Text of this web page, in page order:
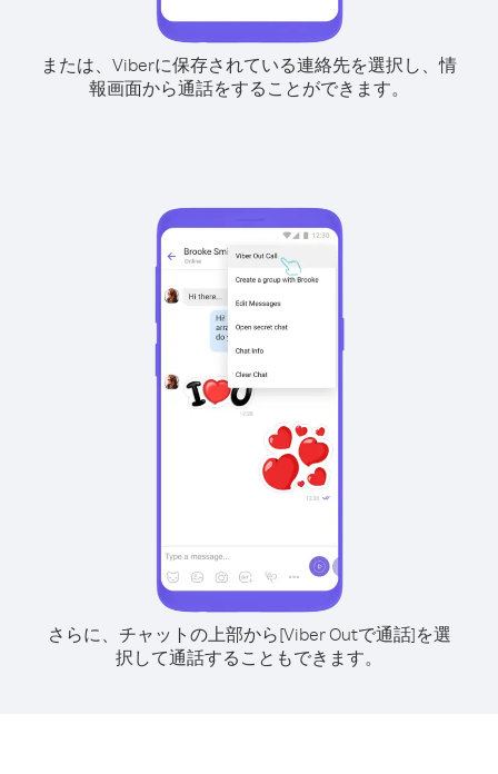
または、Viberに保存されている連絡先を選択し、情
報画面から通話をすることができます。
さらに、チャットの上部から[Viber Outで通話]を選
択して通話することもできます。